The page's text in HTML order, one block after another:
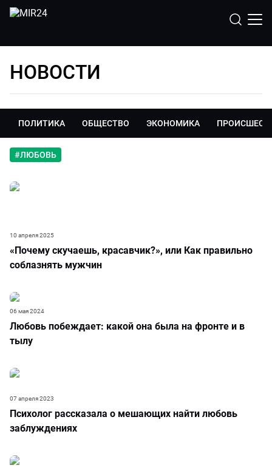
НОВОСТИ
ПОЛИТИКА ОБЩЕСТВО ЭКОНОМИКА
#ЛЮБОВЬ
«Почему скучаешь, красавчик?», или Как правильно
соблазнять мужчин
10 апреля 2025
Любовь побеждает: какой она была на фронте и в
тылу
06 мая 2024
Психолог рассказала о мешающих найти любовь
заблуждениях
07 апреля 2023